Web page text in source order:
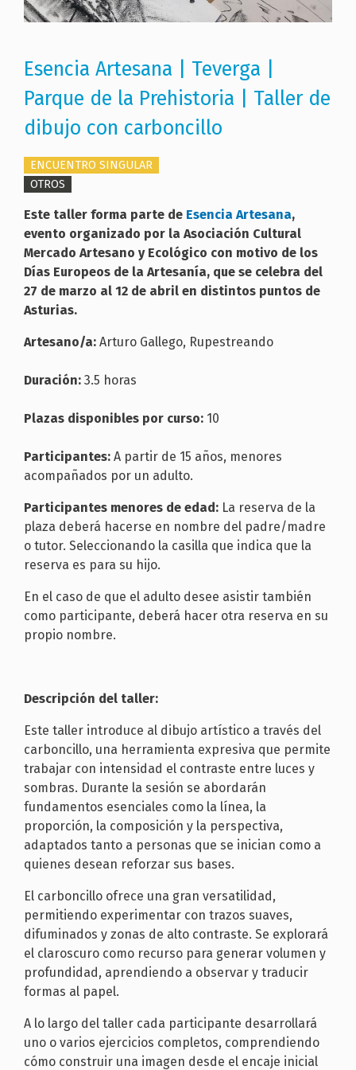
Esencia Artesana | Teverga |
Parque de la Prehistoria | Taller de
dibujo con carboncillo
ENCUENTRO SINGULAR
OTROS
Este taller forma parte de Esencia Artesana,
evento organizado por la Asociación Cultural
Mercado Artesano y Ecológico con motivo de los
Días Europeos de la Artesanía, que se celebra del
27 de marzo al 12 de abril en distintos puntos de
Asturias.
Artesano/a: Arturo Gallego, Rupestreando
Duración: 3.5 horas
Plazas disponibles por curso: 10
Participantes: A partir de 15 años, menores
acompañados por un adulto.
Participantes menores de edad: La reserva de la
plaza deberá hacerse en nombre del padre/madre
o tutor. Seleccionando la casilla que indica que la
reserva es para su hijo.
En el caso de que el adulto desee asistir también
como participante, deberá hacer otra reserva en su
propio nombre.
Descripción del taller:
Este taller introduce al dibujo artístico a través del
carboncillo, una herramienta expresiva que permite
trabajar con intensidad el contraste entre luces y
sombras. Durante la sesión se abordarán
fundamentos esenciales como la línea, la
proporción, la composición y la perspectiva,
adaptados tanto a personas que se inician como a
quienes desean reforzar sus bases.
El carboncillo ofrece una gran versatilidad,
permitiendo experimentar con trazos suaves,
difuminados y zonas de alto contraste. Se explorará
el claroscuro como recurso para generar volumen y
profundidad, aprendiendo a observar y traducir
formas al papel.
A lo largo del taller cada participante desarrollará
uno o varios ejercicios completos, comprendiendo
cómo construir una imagen desde el encaje inicial